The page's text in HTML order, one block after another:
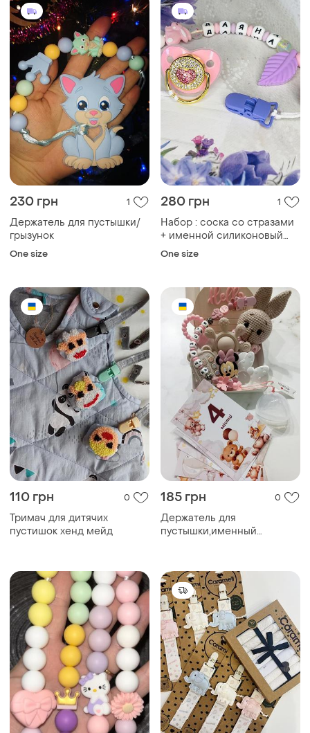
230 грн 1
Держатель для пустышки/
грызунок
One size
280 грн 1
Набор : соска со стразами
+ именной силиконовый
держатель для соски
One size
110 грн 0
Тримач для дитячих
пустишок хенд мейд
185 грн 0
Держатель для
пустышки,именный